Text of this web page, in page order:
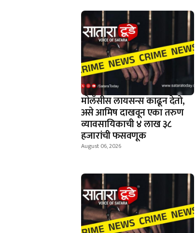
माेलॅसीस लायसन्स काढून देतो,
असे आमिष दाखवून एका तरुण
व्यावसायिकाची ४ लाख ३८
हजारांची फसवणूक
August 06, 2026